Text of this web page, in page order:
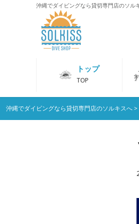
沖縄でダイビングなら貸切専門店のソル
トップ
TOP
沖縄でダイビングなら貸切専門店のソルキスへ>